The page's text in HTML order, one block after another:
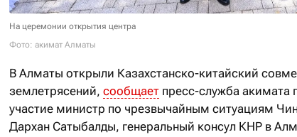
На церемонии открытия центра
Фото: акимат Алматы
В Алматы открыли Казахстанско-китайский
землетрясений, сообщает пресс-служба акимата
участие министр по чрезвычайным ситуациям
Дархан Сатыбалды, генеральный консул КНР в